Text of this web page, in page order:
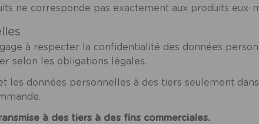
ne corresponde pas exactement aux produits eux-
à respecter la confidentialité des données
selon les obligations légales.
les données personnelles à des tiers seulement
à des tiers à des fins commerciales.